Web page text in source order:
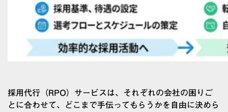
採用代行（RPO）サービスは、それぞれの会社の困りご
とに合わせて、どこまで手伝ってもらうかを自由に決めら